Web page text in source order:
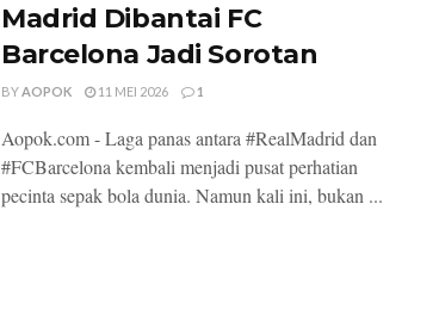
Madrid Dibantai FC
Barcelona Jadi Sorotan
BYAOPOK 11 MEI 2026 1
Aopok.com - Laga panas antara #RealMadrid dan
#FCBarcelona kembali menjadi pusat perhatian
pecinta sepak bola dunia. Namun kali ini, bukan ...